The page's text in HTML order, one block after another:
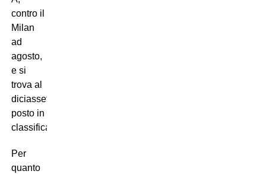
contro il
Milan
ad
agosto,
e si
trova al
diciassettesimo
posto in
classifica.
Per
quanto